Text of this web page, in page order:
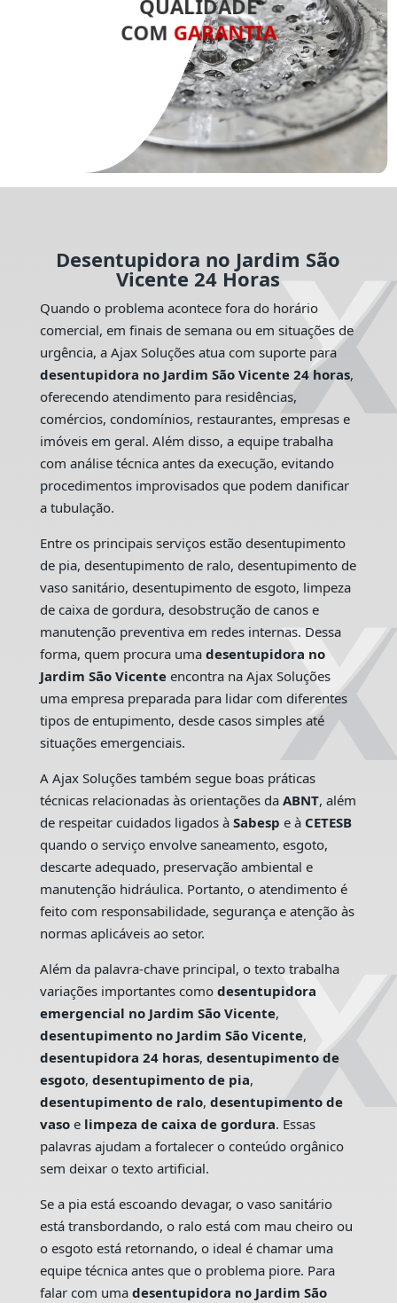
QUALIDADE
COM GARANTIA
Desentupidora no Jardim São
Vicente 24 Horas
Quando o problema acontece fora do horário
comercial, em finais de semana ou em situações de
urgência, a Ajax Soluções atua com suporte para
desentupidora no Jardim São Vicente 24 horas,
oferecendo atendimento para residências,
comércios, condomínios, restaurantes, empresas e
imóveis em geral. Além disso, a equipe trabalha
com análise técnica antes da execução, evitando
procedimentos improvisados que podem danificar
a tubulação.
Entre os principais serviços estão desentupimento
de pia, desentupimento de ralo, desentupimento de
vaso sanitário, desentupimento de esgoto, limpeza
de caixa de gordura, desobstrução de canos e
manutenção preventiva em redes internas. Dessa
forma, quem procura uma desentupidora no
Jardim São Vicenteencontra na Ajax Soluções
uma empresa preparada para lidar com diferentes
tipos de entupimento, desde casos simples até
situações emergenciais.
A Ajax Soluções também segue boas práticas
técnicas relacionadas às orientações da ABNT, além
de respeitar cuidados ligados à Sabesp e à CETESB
quando o serviço envolve saneamento, esgoto,
descarte adequado, preservação ambiental e
manutenção hidráulica. Portanto, o atendimento é
feito com responsabilidade, segurança e atenção às
normas aplicáveis ao setor.
Além da palavra-chave principal, o texto trabalha
variações importantes como desentupidora
emergencial no Jardim São Vicente,
desentupimento no Jardim São Vicente,
desentupidora 24 horas, desentupimento de
esgoto, desentupimento de pia,
desentupimento de ralo, desentupimento de
vasoe limpeza de caixa de gordura. Essas
palavras ajudam a fortalecer o conteúdo orgânico
sem deixar o texto artificial.
Se a pia está escoando devagar, o vaso sanitário
está transbordando, o ralo está com mau cheiro ou
o esgoto está retornando, o ideal é chamar uma
equipe técnica antes que o problema piore. Para
falar com uma desentupidora no Jardim São